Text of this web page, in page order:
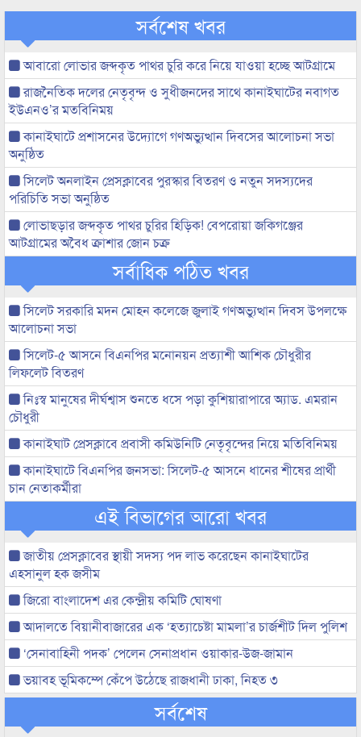
সর্বশেষ খবর
আবারো লোভার জব্দকৃত পাথর চুরি করে নিয়ে যাওয়া হচ্ছে আটগ্রামে
রাজনৈতিক দলের নেতৃবৃন্দ ও সুধীজনদের সাথে কানাইঘাটের নবাগত
ইউএনও’র মতবিনিময়
কানাইঘাটে প্রশাসনের উদ্যোগে গণঅভ্যুত্থান দিবসের আলোচনা সভা
অনুষ্ঠিত
সিলেট অনলাইন প্রেসক্লাবের পুরস্কার বিতরণ ও নতুন সদস্যদের
পরিচিতি সভা অনুষ্ঠিত
লোভাছড়ার জব্দকৃত পাথর চুরির হিড়িক! বেপরোয়া জকিগঞ্জের
আটগ্রামের অবৈধ ক্রাশার জোন চক্র
সর্বাধিক পঠিত খবর
সিলেট সরকারি মদন মোহন কলেজে জুলাই গণঅভ্যুত্থান দিবস উপলক্ষে
আলোচনা সভা
সিলেট-৫ আসনে বিএনপির মনোনয়ন প্রত্যাশী আশিক চৌধুরীর
লিফলেট বিতরণ
নিঃস্ব মানুষের দীর্ঘশ্বাস শুনতে ধসে পড়া কুশিয়ারাপারে অ্যাড. এমরান
চৌধুরী
কানাইঘাট প্রেসক্লাবে প্রবাসী কমিউনিটি নেতৃবৃন্দের নিয়ে মতিবিনিময়
কানাইঘাটে বিএনপির জনসভা: সিলেট-৫ আসনে ধানের শীষের প্রার্থী
চান নেতাকর্মীরা
এই বিভাগের আরো খবর
জাতীয় প্রেসক্লাবের স্থায়ী সদস্য পদ লাভ করেছেন কানাইঘাটের
এহসানুল হক জসীম
জিরো বাংলাদেশ এর কেন্দ্রীয় কমিটি ঘোষণা
আদালতে বিয়ানীবাজারের এক ‘হত্যাচেষ্টা মামলা’র চার্জশীট দিল পুলিশ
‘সেনাবাহিনী পদক’ পেলেন সেনাপ্রধান ওয়াকার-উজ-জামান
ভয়াবহ ভূমিকম্পে কেঁপে উঠেছে রাজধানী ঢাকা, নিহত ৩
সর্বশেষ